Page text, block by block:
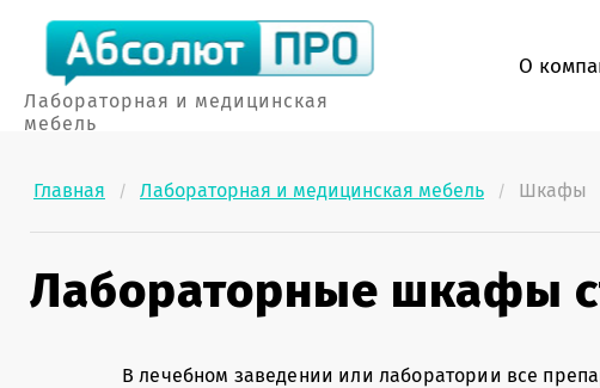
Лабораторная и медицинская
мебель
О
Главная / Лабораторная и медицинская мебель / Шкафы
Лабораторные шкафы
В лечебном заведении или лаборатории все